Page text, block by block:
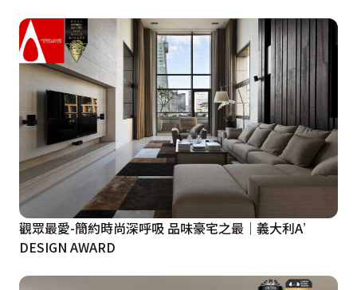
觀眾最愛-簡約時尚深呼吸 品味豪宅之最｜義大利A’
DESIGN AWARD